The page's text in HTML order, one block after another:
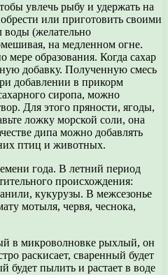
увлечь рыбу и удержать на
или приготовить своими
воды (желательно
на медленном огне.
образования. Когда сахар
добавку. Полученную смесь
добавлении в прикорм
сиропа, можно
Для этого пряности, ягоды,
ложку морской соли, она
дипа можно добавлять
птиц и животных.
года. В летний период
происхождения:
кукурузы. В межсезонье
мотыля, червя, чеснока,
в микроволновке рыхлый, он
раскисает, сваренный будет
пылить и растает в воде